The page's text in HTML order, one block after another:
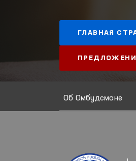
ГЛАВНАЯ
Об Омбудсмане